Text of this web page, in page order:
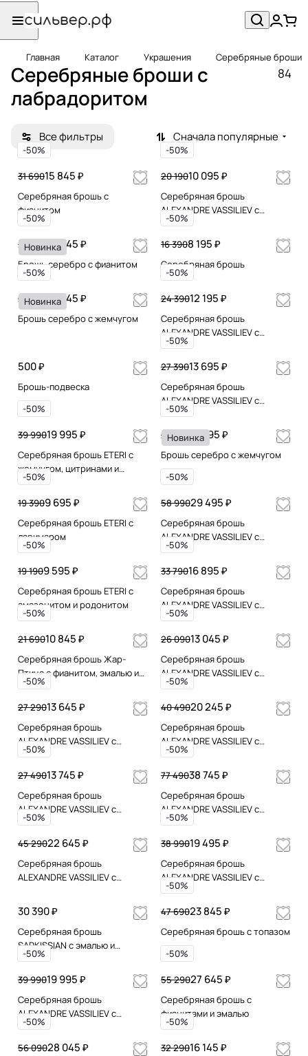
Главная Каталог Украшения Серебряные броши
Серебряные броши с
лабрадоритом
84
Все фильтры Сначала популярные
-50%
15 845 ₽
31 690
Серебряная брошь с
фианитом
-50%
10 095 ₽
20 190
Серебряная брошь
ALEXANDRE VASSILIEV с
марказитами Swarovski и
гранатами
Новинка
-50%
14 845 ₽
29 690
Брошь серебро с фианитом
-50%
8 195 ₽
16 390
Серебряная брошь
Новинка
-50%
12 845 ₽
25 690
Брошь серебро с жемчугом
-50%
12 195 ₽
24 390
Серебряная брошь
ALEXANDRE VASSILIEV с
марказитами Swarovski и
гранатами
500 ₽
Брошь-подвеска
-50%
13 695 ₽
27 390
Серебряная брошь
ALEXANDRE VASSILIEV с
марказитами Swarovski и
гранатами
-50%
19 995 ₽
39 990
Серебряная брошь ETERI с
жемчугом, цитринами и
позолотой
Новинка
-50%
13 995 ₽
27 990
Брошь серебро с жемчугом
-50%
9 695 ₽
19 390
Серебряная брошь ETERI с
ларимаром
-50%
29 495 ₽
58 990
Серебряная брошь
ALEXANDRE VASSILIEV с
марказитами Swarovski
топазом ,гранатом и
аметистом
-50%
9 595 ₽
19 190
Серебряная брошь ETERI с
амазонитом и родонитом
-50%
16 895 ₽
33 790
Серебряная брошь
ALEXANDRE VASSILIEV с
зеленым агатом,
марказитами Swarovski и
микрожемчугом
-50%
10 845 ₽
21 690
Серебряная брошь Жар-
Птица с фианитом, эмалью и
позолотой
-50%
13 045 ₽
26 090
Серебряная брошь
ALEXANDRE VASSILIEV с
марказитами Swarovski,
жемчугом и микрожемчугом
-50%
13 645 ₽
27 290
Серебряная брошь
ALEXANDRE VASSILIEV с
марказитами Swarovski и
микрожемчугом
-50%
20 245 ₽
40 490
Серебряная брошь
ALEXANDRE VASSILIEV с
гранатом и марказитами
Swarovski
-50%
13 745 ₽
27 490
Серебряная брошь
ALEXANDRE VASSILIEV с
зеленым агатом,
марказитами Swarovski и
микрожемчугом
-50%
38 745 ₽
77 490
Серебряная брошь
ALEXANDRE VASSILIEV с
лолитами, фианитами и
марказитами Swarovski
-50%
22 645 ₽
45 290
Серебряная брошь
ALEXANDRE VASSILIEV с
Swarovski,топазом,гранатом,
аметистом и цитрином
-50%
19 495 ₽
38 990
Серебряная брошь
ALEXANDRE VASSILIEV с
зеленым агатом,
марказитами Swarovski и
микрожемчугом
30 390 ₽
Серебряная брошь
SARKISSIAN с эмалью и
позолотой
-50%
23 845 ₽
47 690
Серебряная брошь с топазом
-50%
19 995 ₽
39 990
Серебряная брошь
ALEXANDRE VASSILIEV с
гранатом, микрожемчугом и
марказитами Swarovski
-50%
27 645 ₽
55 290
Серебряная брошь с
фианитами и эмалью
-50%
28 045 ₽
56 090
-50%
16 145 ₽
32 290